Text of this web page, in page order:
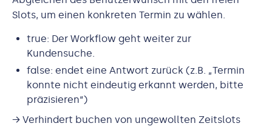
Slots, um einen konkreten Termin zu wählen.
true: Der Workflow geht weiter zur
Kundensuche.
false: endet eine Antwort zurück (z.B. „Termin
konnte nicht eindeutig erkannt werden, bitte
präzisieren“)
→ Verhindert buchen von ungewollten Zeitslots